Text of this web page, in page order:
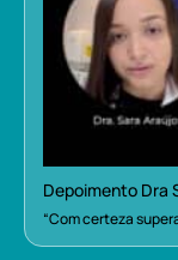
Depoimento Dra
“Com certeza